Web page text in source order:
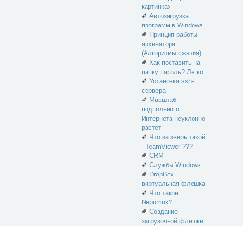
картинках
✐ Автозагрузка
программ в Windows
✐ Принцип работы
архиватора
(Алгоритмы сжатия)
✐ Как поставить на
папку пароль? Легко
✐ Установка ssh-
сервера
✐ Масштаб
подпольного
Интернета неуклонно
растёт
✐ Что за зверь такой
- TeamViewer ???
✐ CRM
✐ Службы Windows
✐ DropBox –
виртуальная флешка
✐ Что такое
Nepomuk?
✐ Создание
загрузочной флешки